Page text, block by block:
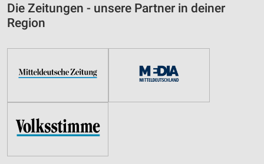
Die Zeitungen - unsere Partner in deiner
Region